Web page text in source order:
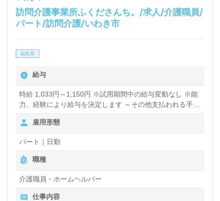
訪問介護事業所ふくださんち。/求人/介護職員/
パート/訪問介護/いわき市
福島県
給与
時給 1,033円～1,150円 ※試用期間中の給与変動なし ※能
力、経験により給与を決定します ～その他支払われる手当
～ ■早朝、夜間手当：時給25％ＵＰ ■資格手当（介護福祉
士）：+100円/件 ※お仕事時間に関係なく、件数ごとに支
給 ■交通手当：15円/ｋｍ ※訪問先までの距離に応じて、1
件ごとに支給 ■移動手当：60円/5分 ※お仕事間の待機時間
に、1日の上限を60分として支給
雇用形態
パート｜日勤
職種
介護職員・ホームヘルパー
仕事内容